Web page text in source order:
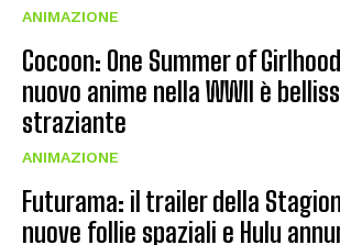
ANIMAZIONE
Cocoon: One Summer of
nuovo anime nella WWII è
straziante
ANIMAZIONE
Futurama: il trailer della
nuove follie spaziali e Hulu